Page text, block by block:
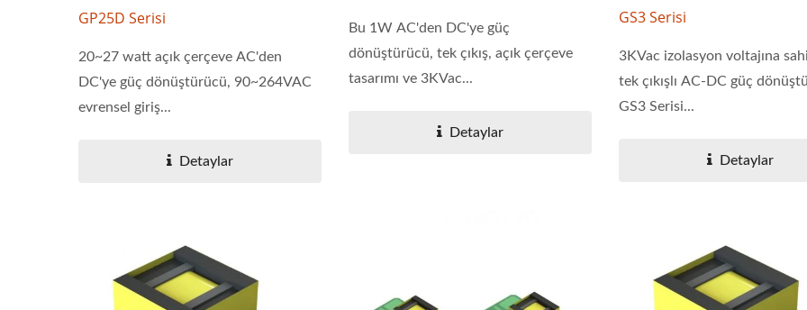
GP25D Serisi
20~27 watt açık çerçeve AC'den
DC'ye güç dönüştürücü, 90~264VAC
evrensel giriş...
Detaylar
Bu 1W AC'den DC'ye güç
dönüştürücü, tek çıkış, açık çerçeve
tasarımı ve 3KVac...
Detaylar
GS3 Serisi
3KVac izolasyon voltajına
tek çıkışlı AC-DC güç
GS3 Serisi...
Detaylar